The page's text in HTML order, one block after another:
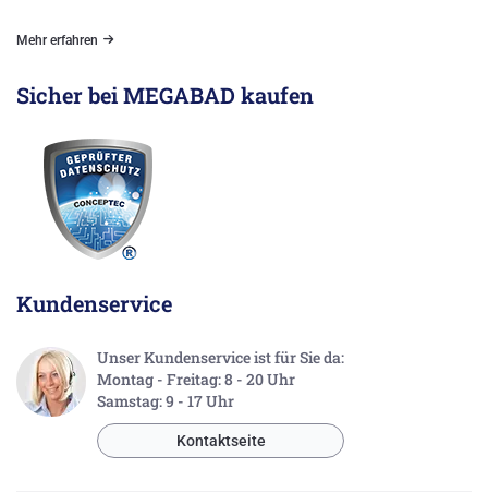
Mehr erfahren
Sicher bei MEGABAD kaufen
Kundenservice
Unser Kundenservice ist für Sie da:
Montag - Freitag: 8 - 20 Uhr
Samstag: 9 - 17 Uhr
Kontaktseite